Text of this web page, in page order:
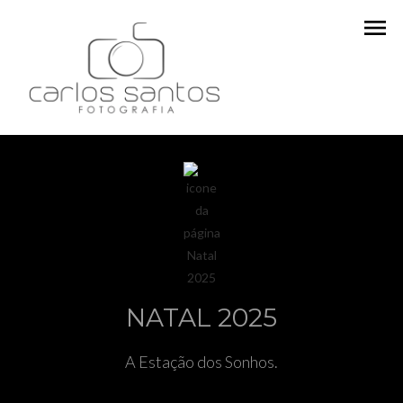
menu
NATAL 2025
A Estação dos Sonhos.